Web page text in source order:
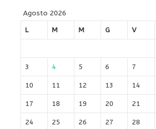
Agosto 2026
L
M M G V
3 4 5 6 7
10 11 12 13 14
17 18 19 20 21
24 25 26 27 28